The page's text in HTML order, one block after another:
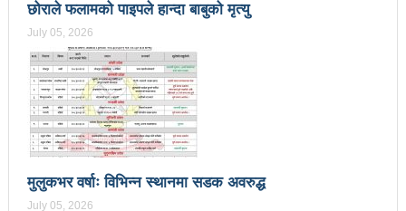
परिचालन
राजावादीको प्रदर्शन थप उग्रः केही स्थानमा कर्फ्यु आदेश
काठमाडौँमा माओवादीको नेतृत्वमा विशाल जनप्रदर्शन
राजावादी र प्रहरीबिच झडपः तीनकुने-वानेश्वर क्षेत्र तनावग्रस्त
लव प्याकुरेलद्वारा निर्देशित वृत्तचित्र ‘गर्ल्स रिराइटिङ डेस्टीनी’
लाई अडियन्स च्वाइस अवार्ड
छोराले फलामको पाइपले हान्दा बाबुको मृत्यु
July 05, 2026
मुलुकभर वर्षाः विभिन्न स्थानमा सडक अवरुद्ध
July 05, 2026